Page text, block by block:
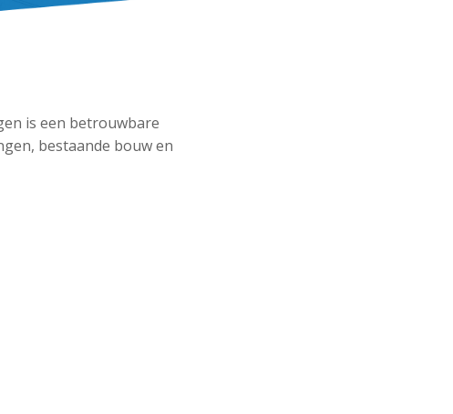
is een betrouwbare
bestaande bouw en